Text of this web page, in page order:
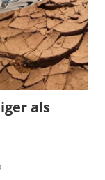
als